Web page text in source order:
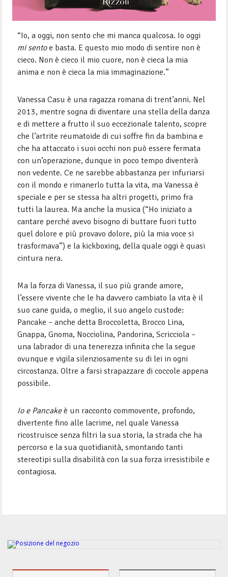
“Io, a oggi, non sento che mi manca qualcosa. Io oggi
mi sentoe basta. E questo mio modo di sentire non è
cieco. Non è cieco il mio cuore, non è cieca la mia
anima e non è cieca la mia immaginazione.”
Vanessa Casu è una ragazza romana di trent’anni. Nel
2013, mentre sogna di diventare una stella della danza
e di mettere a frutto il suo eccezionale talento, scopre
che l’artrite reumatoide di cui soffre fin da bambina e
che ha attaccato i suoi occhi non può essere fermata
con un’operazione, dunque in poco tempo diventerà
non vedente. Ce ne sarebbe abbastanza per infuriarsi
con il mondo e rimanerlo tutta la vita, ma Vanessa è
speciale e per se stessa ha altri progetti, primo fra
tutti la laurea. Ma anche la musica (“Ho iniziato a
cantare perché avevo bisogno di buttare fuori tutto
quel dolore e più provavo dolore, più la mia voce si
trasformava”) e la kickboxing, della quale oggi è quasi
cintura nera.
Ma la forza di Vanessa, il suo più grande amore,
l’essere vivente che le ha davvero cambiato la vita è il
suo cane guida, o meglio, il suo angelo custode:
Pancake – anche detta Broccoletta, Brocco Lina,
Gnappa, Gnoma, Nocciolina, Pandorina, Scricciola –
una labrador di una tenerezza infinita che la segue
ovunque e vigila silenziosamente su di lei in ogni
circostanza. Oltre a farsi strapazzare di coccole appena
possibile.
Io e Pancakeè un racconto commovente, profondo,
divertente fino alle lacrime, nel quale Vanessa
ricostruisce senza filtri la sua storia, la strada che ha
percorso e la sua quotidianità, smontando tanti
stereotipi sulla disabilità con la sua forza irresistibile e
contagiosa.